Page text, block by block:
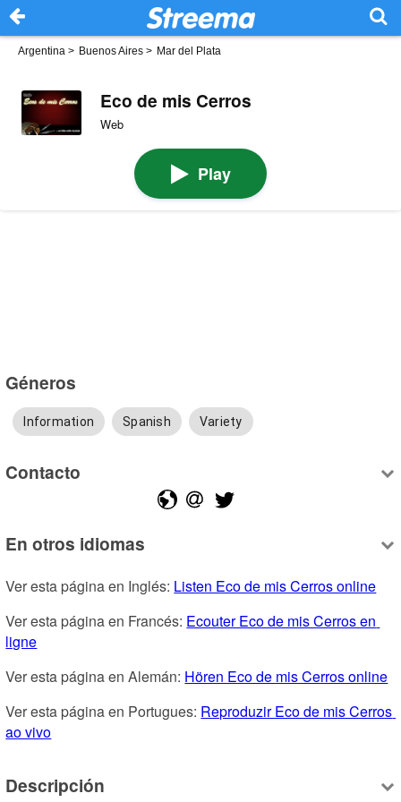
Argentina > Buenos Aires > Mar del Plata
Eco de mis Cerros
Web
Play
Géneros
Information Spanish Variety
Contacto
En otros idiomas
Ver esta página en Inglés: Listen Eco de mis Cerros online
Ver esta página en Francés: Ecouter Eco de mis Cerros en
ligne
Ver esta página en Alemán: Hören Eco de mis Cerros online
Ver esta página en Portugues: Reproduzir Eco de mis Cerros
ao vivo
Descripción